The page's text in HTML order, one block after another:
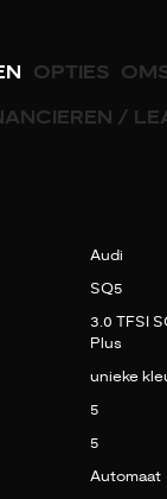
OPTIES
/
Audi
SQ5
3.0 TFSI
Plus
unieke
5
5
Automaat